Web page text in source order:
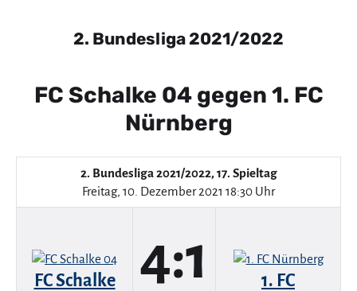
2. Bundesliga 2021/2022
FC Schalke 04 gegen 1. FC
Nürnberg
2. Bundesliga 2021/2022, 17. Spieltag
Freitag, 10. Dezember 2021 18:30 Uhr
FC Schalke
4:1
1. FC